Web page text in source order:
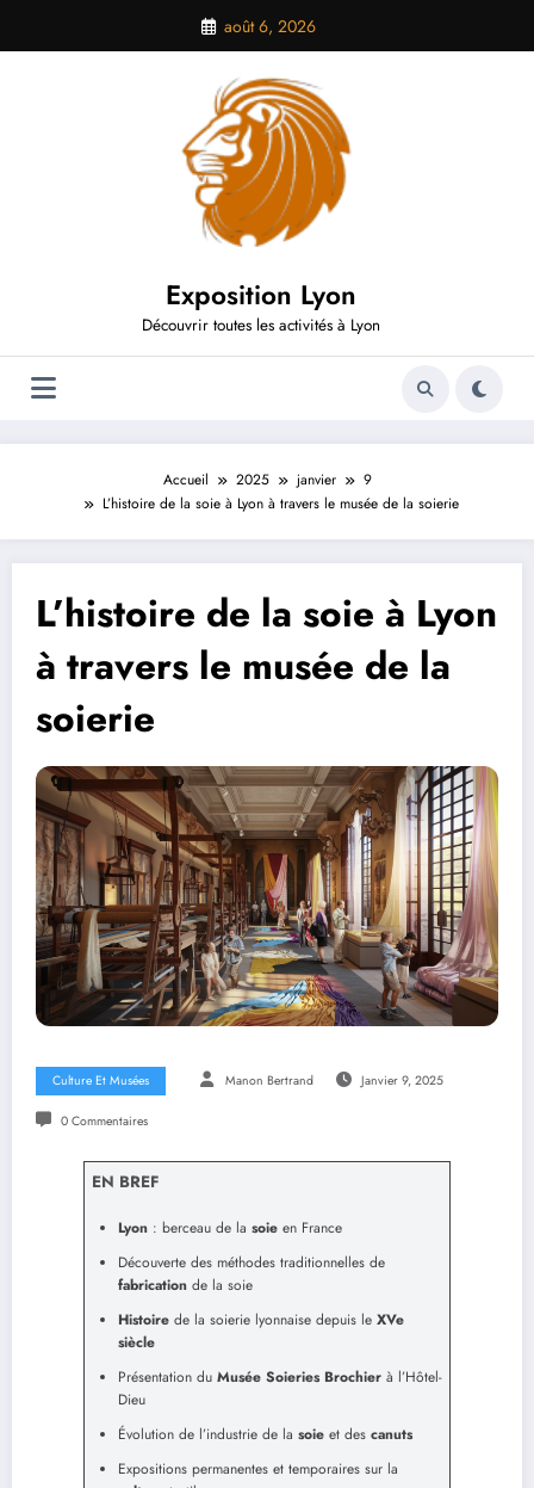
contenu
août 6, 2026
Exposition Lyon
Découvrir toutes les activités à Lyon
Accueil 2025 janvier
9
L’histoire de la soie à Lyon à travers le musée de la soierie
L’histoire de la soie à Lyon
à travers le musée de la
soierie
Culture Et Musées Manon Bertrand Janvier 9, 2025
0 Commentaires
EN BREF
Lyon : berceau de la soie en France
Découverte des méthodes traditionnelles de
fabrication de la soie
Histoire de la soierie lyonnaise depuis le XVe
siècle
Présentation du Musée Soieries Brochier à l’Hôtel-
Dieu
Évolution de l’industrie de la soie et des canuts
Expositions permanentes et temporaires sur la